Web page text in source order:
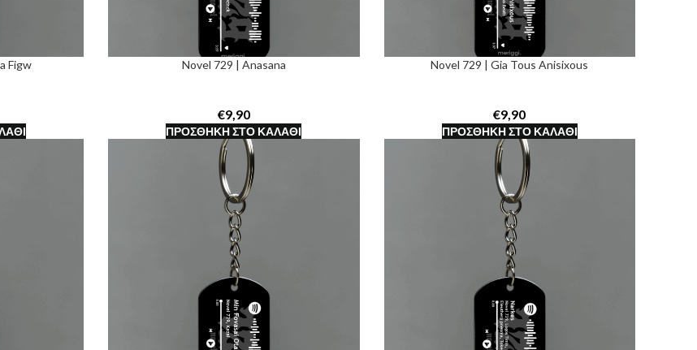
Figw Novel 729 | Anasana
€
ΠΡΟΣΘΉΚΗ ΣΤΟ ΚΑΛΆΘΙ
Novel 729 | Gia Tous Anisixous
€
ΠΡΟΣΘΉΚΗ ΣΤΟ ΚΑΛΆΘΙ